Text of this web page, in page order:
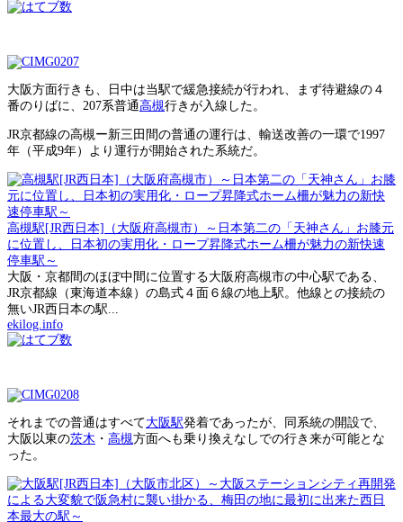
大阪方面行きも、日中は当駅で緩急接続が行われ、まず待避線の４
番のりばに、207系普通高槻行きが入線した。
JR京都線の高槻ー新三田間の普通の運行は、輸送改善の一環で1997
年（平成9年）より運行が開始された系統だ。
高槻駅[JR西日本]（大阪府高槻市）～日本第二の「天神さん」お膝元
に位置し、日本初の実用化・ロープ昇降式ホーム柵が魅力の新快速
停車駅～
大阪・京都間のほぼ中間に位置する大阪府高槻市の中心駅である、
JR京都線（東海道本線）の島式４面６線の地上駅。他線との接続の
無いJR西日本の駅...
ekilog.info
それまでの普通はすべて大阪駅発着であったが、同系統の開設で、
大阪以東の茨木 ・ 高槻方面へも乗り換えなしでの行き来が可能とな
った。